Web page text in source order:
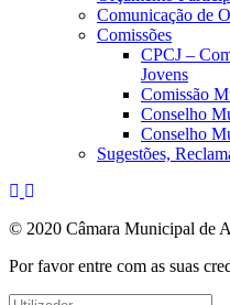
Comunicação de
Comissões
CPCJ –
Jovens
Comissão
Conselho
Conselho
Sugestões,
© 2020 Câmara Municipal de
Por favor entre com as suas